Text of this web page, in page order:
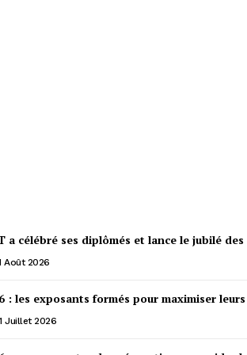
a célébré ses diplômés et lance le jubilé
Août 2026
: les exposants formés pour maximiser
Juillet 2026